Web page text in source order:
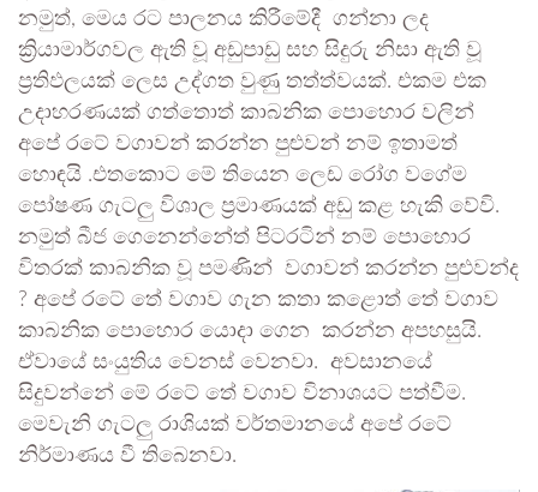
නමුත්, මෙය රට පාලනය කිරීමේදී ගන්නා ලද
ක්‍රියාමාර්ගවල ඇති වූ අඩුපාඩු සහ සිදුරු නිසා ඇති වූ
ප්‍රතිඵලයක් ලෙස උද්ගත වුණු තත්ත්වයක්. එකම එක
උදාහරණයක් ගත්තොත් කාබනික පොහොර වලින්
අපේ රටේ වගාවන් කරන්න පුළුවන් නම් ඉතාමත්
හොඳයි .එතකොට මේ තියෙන ලෙඩ රෝග වගේම
පෝෂණ ගැටලු විශාල ප්‍රමාණයක් අඩු කළ හැකි වේවි.
නමුත් බීජ ගෙනෙන්නේත් පිටරටින් නම් පොහොර
විතරක් කාබනික වූ පමණින් වගාවන් කරන්න පුළුවන්ද
? අපේ රටේ තේ වගාව ගැන කතා කළොත් තේ වගාව
කාබනික පොහොර යොදා ගෙන කරන්න අපහසුයි.
ඒවායේ සංයුතිය වෙනස් වෙනවා. අවසානයේ
සිදුවන්නේ මේ රටේ තේ වගාව විනාශයට පත්වීම.
මෙවැනි ගැටලු රාශියක් වර්තමානයේ අපේ රටේ
නිර්මාණය වී තිබෙනවා.